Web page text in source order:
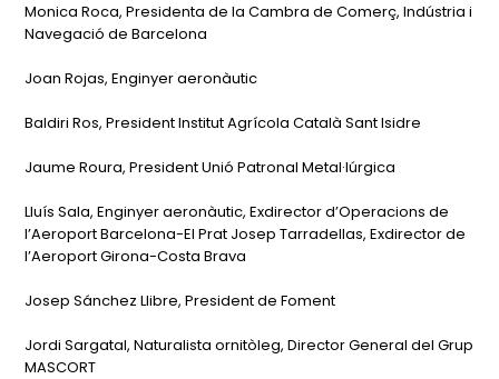
Monica Roca, Presidenta de la Cambra de Comerç, Indústria i
Navegació de Barcelona
Joan Rojas, Enginyer aeronàutic
Baldiri Ros, President Institut Agrícola Català Sant Isidre
Jaume Roura, President Unió Patronal Metal·lúrgica
Lluís Sala, Enginyer aeronàutic, Exdirector d’Operacions de
l’Aeroport Barcelona-El Prat Josep Tarradellas, Exdirector de
l’Aeroport Girona-Costa Brava
Josep Sánchez Llibre, President de Foment
Jordi Sargatal, Naturalista ornitòleg, Director General del Grup
MASCORT